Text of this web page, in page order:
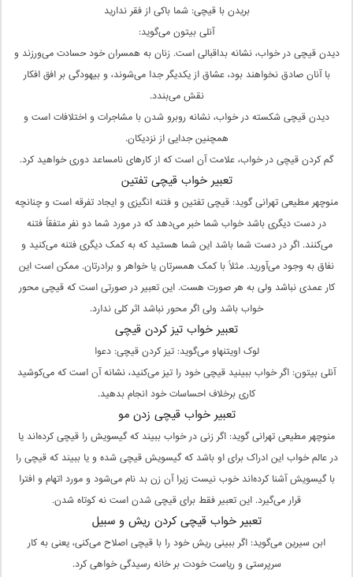
بریدن با قیچی: شما باکی از فقر ندارید
آنلی بیتون می‌گوید:
دیدن قیچی در خواب، نشانه بداقبالی است. زنان به همسران خود حسادت می‌ورزند و
با آنان صادق نخواهند بود، عشاق از یکدیگر جدا می‌شوند، و بیهودگی بر افق افکار
نقش می‌بندد.
دیدن قیچی شکسته در خواب، نشانه روبرو شدن با مشاجرات و اختلافات است و
همچنین جدایی از نزدیکان.
گم کردن قیچی در خواب، علامت آن است که از کارهای نامساعد دوری خواهید کرد.
تعبیر خواب قیچی تفتین
منوچهر مطیعی تهرانی گوید: قیچی تفتین و فتنه انگیزی و ایجاد تفرقه است و چنانچه
در دست دیگری باشد خواب شما خبر می‌دهد که در مورد شما دو نفر متفقاً فتنه
می‌کنند. اگر در دست شما باشد این شما هستید که به کمک دیگری فتنه می‌کنید و
نفاق به وجود می‌آورید. مثلاً با کمک همسرتان یا خواهر و برادرتان. ممکن است این
کار عمدی نباشد ولی به هر صورت هست. این تعبیر در صورتی است که قیچی محور
خواب باشد ولی اگر محور نباشد اثر کلی ندارد.
تعبیر خواب تیز کردن قیچی
لوک اویتنهاو می‌گوید: تیز کردن قیچی: دعوا
آنلی بیتون: اگر خواب ببینید قیچی خود را تیز می‌کنید، نشانه آن است که می‌کوشید
کاری برخلاف احساسات خود انجام بدهید.
تعبیر خواب قیچی زدن مو
منوچهر مطیعی تهرانی گوید: اگر زنی در خواب ببیند که گیسویش را قیچی کرده‌اند یا
در عالم خواب این ادراک برای او باشد که گیسویش قیچی شده و یا ببیند که قیچی را
با گیسویش آشنا کرده‌اند خوب نیست زیرا آن زن بد نام می‌شود و مورد اتهام و افترا
قرار می‌گیرد. این تعبیر فقط برای قیچی شدن است نه کوتاه شدن.
تعبیر خواب قیچی کردن ریش و سبیل
ابن سیرین می‌گوید: اگر ببینی ریش خود را با قیچی اصلاح می‌کنی، یعنی به کار
سرپرستی و ریاست خودت بر خانه رسیدگی خواهی کرد.